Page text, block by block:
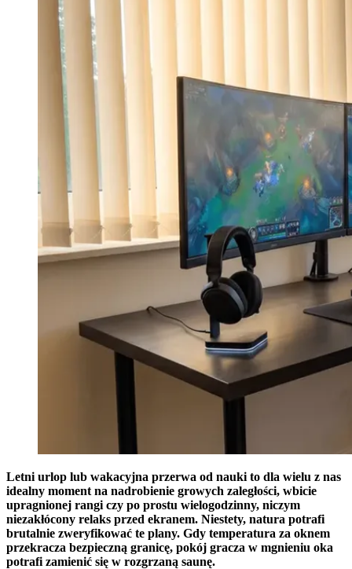
Letni urlop lub wakacyjna przerwa od nauki to dla wielu z nas
idealny moment na nadrobienie growych zaległości, wbicie
upragnionej rangi czy po prostu wielogodzinny, niczym
niezakłócony relaks przed ekranem. Niestety, natura potrafi
brutalnie zweryfikować te plany. Gdy temperatura za oknem
przekracza bezpieczną granicę, pokój gracza w mgnieniu oka
potrafi zamienić się w rozgrzaną saunę.